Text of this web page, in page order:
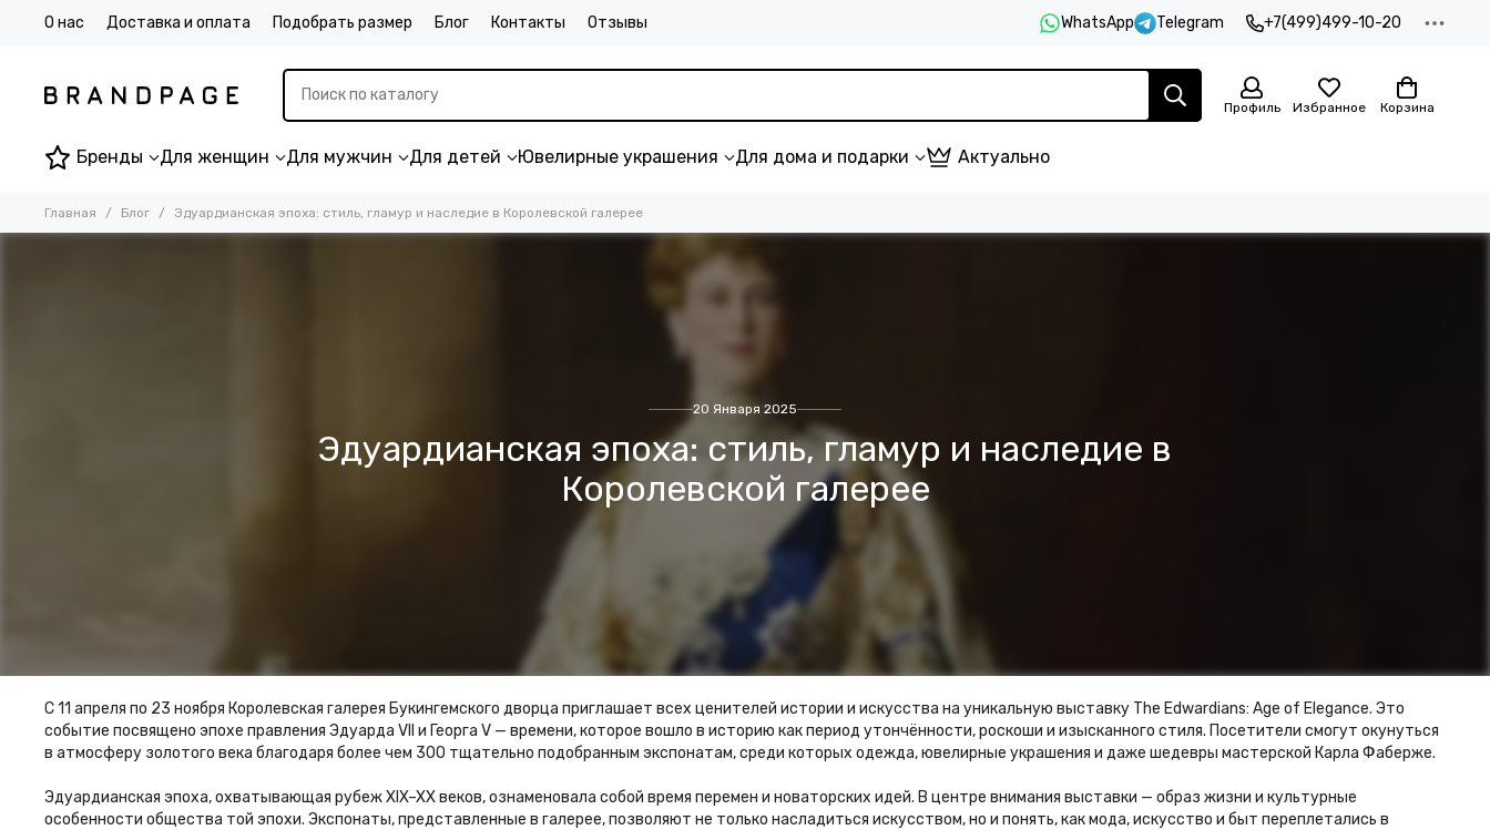
О нас Доставка и оплата Подобрать размер Блог Контакты Отзывы WhatsApp Telegram +7(499)499-10-20
Профиль Избранное Корзина
Бренды Для женщин Для мужчин Для детей Ювелирные украшения Для дома и подарки Актуально
Главная Блог Эдуардианская эпоха: стиль, гламур и наследие в Королевской галерее
20 Января 2025
Эдуардианская эпоха: стиль, гламур и наследие в
Королевской галерее
С 11 апреля по 23 ноября Королевская галерея Букингемского дворца приглашает всех ценителей истории и искусства на уникальную выставку The Edwardians: Age of Elegance. Это
событие посвящено эпохе правления Эдуарда VII и Георга V — времени, которое вошло в историю как период утончённости, роскоши и изысканного стиля. Посетители смогут окунуться
в атмосферу золотого века благодаря более чем 300 тщательно подобранным экспонатам, среди которых одежда, ювелирные украшения и даже шедевры мастерской Карла Фаберже.
Эдуардианская эпоха, охватывающая рубеж XIX–XX веков, ознаменовала собой время перемен и новаторских идей. В центре внимания выставки — образ жизни и культурные
особенности общества той эпохи. Экспонаты, представленные в галерее, позволяют не только насладиться искусством, но и понять, как мода, искусство и быт переплетались в